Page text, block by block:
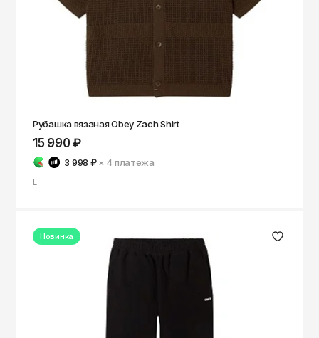
Рубашка вязаная Obey Zach Shirt
15 990 ₽
3 998 ₽ × 4платежа
L
Новинка